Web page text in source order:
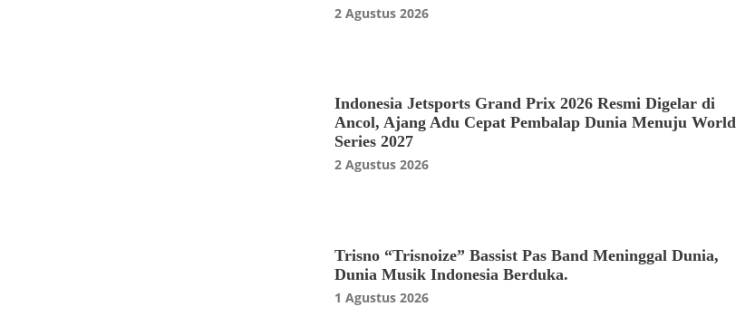
2 Agustus 2026
Indonesia Jetsports Grand Prix 2026 Resmi Digelar di
Ancol, Ajang Adu Cepat Pembalap Dunia Menuju World
Series 2027
2 Agustus 2026
Trisno “Trisnoize” Bassist Pas Band Meninggal Dunia,
Dunia Musik Indonesia Berduka.
1 Agustus 2026